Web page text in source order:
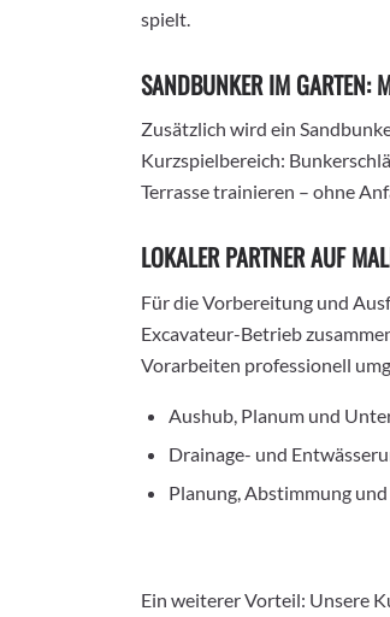
spielt.
SANDBUNKER IM GARTEN:
Zusätzlich wird ein
Kurzspielbereich:
Terrasse trainieren – ohne
LOKALER PARTNER AUF
Für die Vorbereitung und
Excavateur-Betrieb
Vorarbeiten professionell
Aushub, Planum und
Drainage- und
Planung, Abstimmung
Ein weiterer Vorteil: Unsere